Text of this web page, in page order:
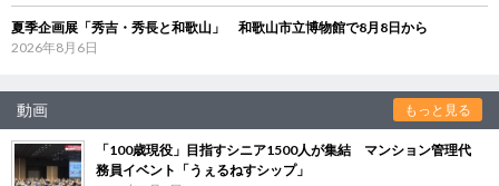
夏季企画展「秀吉・秀長と和歌山」 和歌山市立博物館で8月8日から
2026年8月6日
動画 もっと見る
「100歳現役」目指すシニア1500人が集結 マンション管理代
務員イベント「うぇるねすシップ」